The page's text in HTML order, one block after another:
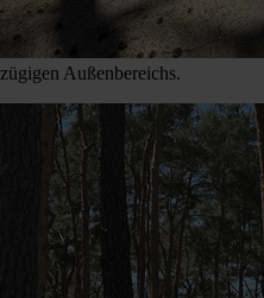
Außenbereichs.